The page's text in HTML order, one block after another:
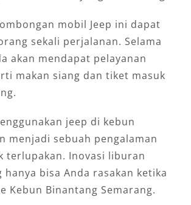
mobil Jeep ini dapat
sekali perjalanan. Selama
akan mendapat pelayanan
makan siang dan tiket masuk
jeep di kebun
menjadi sebuah pengalaman
terlupakan. Inovasi liburan
hanya bisa Anda rasakan ketika
Kebun Binantang Semarang.